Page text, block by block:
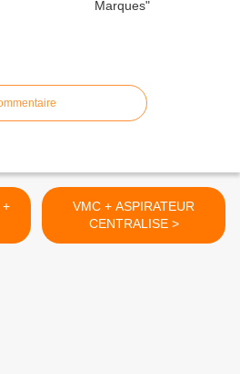
VMC + ASPIRATEUR
CENTRALISE >